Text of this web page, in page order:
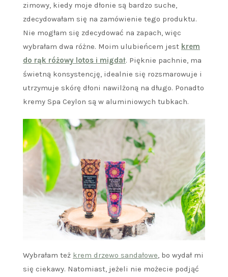
zimowy, kiedy moje dłonie są bardzo suche,
zdecydowałam się na zamówienie tego produktu.
Nie mogłam się zdecydować na zapach, więc
wybrałam dwa różne. Moim ulubieńcem jest krem
do rąk różowy lotos i migdał. Pięknie pachnie, ma
świetną konsystencję, idealnie się rozsmarowuje i
utrzymuje skórę dłoni nawilżoną na długo. Ponadto
kremy Spa Ceylon są w aluminiowych tubkach.
Wybrałam też krem drzewo sandałowe, bo wydał mi
się ciekawy. Natomiast, jeżeli nie możecie podjąć